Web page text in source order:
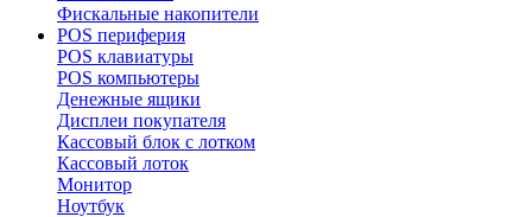
Фискальные накопители
POS периферия
POS клавиатуры
POS компьютеры
Денежные ящики
Дисплеи покупателя
Кассовый блок с лотком
Кассовый лоток
Монитор
Ноутбук